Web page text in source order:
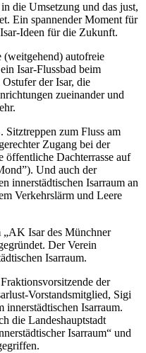
die Umsetzung und das just,
Ein spannender Moment für
Ideen für die Zukunft.
(weitgehend) autofreie
Isar-Flussbad beim
der Isar, die
zueinander und
Sitztreppen zum Fluss am
Zugang bei der
öffentliche Dachterrasse auf
Und auch der
innerstädtischen Isarraum an
Verkehrslärm und Leere
„AK Isar des Münchner
Der Verein
Isarraum.
der
Vorstandsmitglied, Sigi
innerstädtischen Isarraum.
die Landeshauptstadt
Isarraum“ und